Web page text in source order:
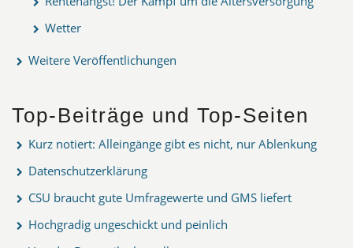
Wetter
Weitere Veröffentlichungen
Top-Beiträge und Top-Seiten
Kurz notiert: Alleingänge gibt es nicht, nur Ablenkung
Datenschutzerklärung
CSU braucht gute Umfragewerte und GMS liefert
Hochgradig ungeschickt und peinlich